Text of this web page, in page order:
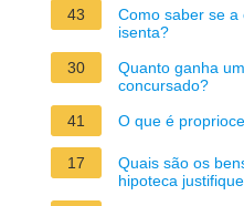
43
Como saber se a
isenta?
30
Quanto ganha
concursado?
41
O que é
17
Quais são os
hipoteca